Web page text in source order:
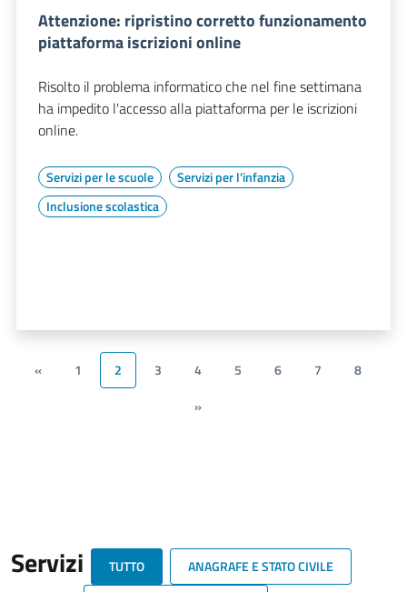
Attenzione: ripristino corretto funzionamento
piattaforma iscrizioni online
Risolto il problema informatico che nel fine settimana
ha impedito l'accesso alla piattaforma per le iscrizioni
online.
Servizi per le scuole
Servizi per l'infanzia
Inclusione scolastica
« 1 2 3 4 5 6 7
8
»
Servizi TUTTO
ANAGRAFE E STATO CIVILE